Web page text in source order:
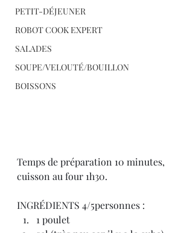
PETIT-DÉJEUNER
ROBOT COOK EXPERT
SALADES
SOUPE/VELOUTÉ/BOUILLON
BOISSONS
Temps de préparation 10 minutes,
cuisson au four 1h30.
INGRÉDIENTS 4/5personnes :
1 poulet